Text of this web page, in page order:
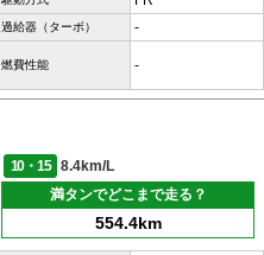
過給器（ターボ） -
燃費性能 -
10・15
8.4km/L
満タンでどこまで走る？
554.4km